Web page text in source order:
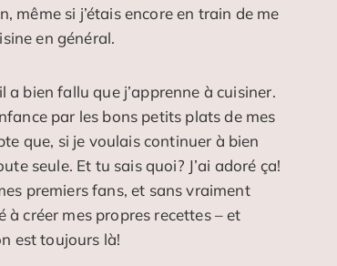
même si j’étais encore en train de me
en général.
a bien fallu que j’apprenne à cuisiner.
par les bons petits plats de mes
que, si je voulais continuer à bien
seule. Et tu sais quoi? J’ai adoré ça!
premiers fans, et sans vraiment
à créer mes propres recettes – et
est toujours là!